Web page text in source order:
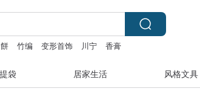
竹编 变形首饰 川宁 香膏
袋 居家生活 风格文具